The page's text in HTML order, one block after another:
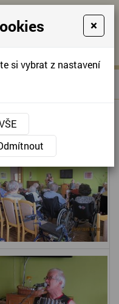
×
si vybrat z nastavení